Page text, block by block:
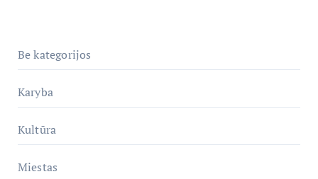
Be kategorijos
Karyba
Kultūra
Miestas